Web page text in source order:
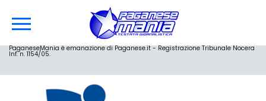
PaganeseMania è emanazione di Paganese.it - Registrazione Tribunale Nocera
Inf. n. 1154/05.